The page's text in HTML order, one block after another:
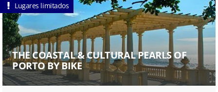
Lugares limitados
THE COASTAL & CULTURAL PEARLS OF
PORTO BY BIKE